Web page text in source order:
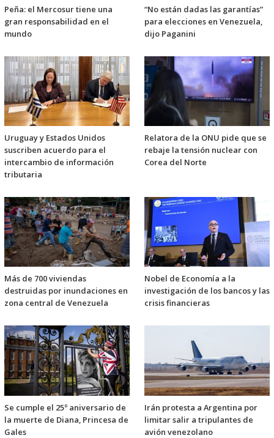
Peña: el Mercosur tiene una
gran responsabilidad en el
mundo
“No están dadas las garantías”
para elecciones en Venezuela,
dijo Paganini
Uruguay y Estados Unidos
suscriben acuerdo para el
intercambio de información
tributaria
Relatora de la ONU pide que se
rebaje la tensión nuclear con
Corea del Norte
Más de 700 viviendas
destruidas por inundaciones en
zona central de Venezuela
Nobel de Economía a la
investigación de los bancos y las
crisis financieras
Se cumple el 25º aniversario de
la muerte de Diana, Princesa de
Gales
Irán protesta a Argentina por
limitar salir a tripulantes de
avión venezolano